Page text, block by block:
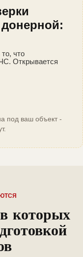
что
Открывается
под ваш объект -
которых